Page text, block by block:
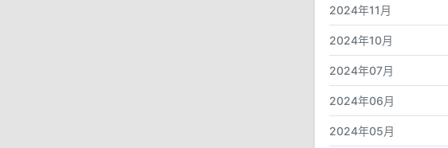
2024年11月
2024年10月
2024年07月
2024年06月
2024年05月